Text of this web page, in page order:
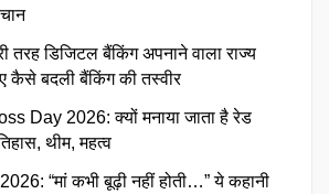
तरह डिजिटल बैंकिंग अपनाने वाला राज्य
कैसे बदली बैंकिंग की तस्वीर
Day 2026: क्यों मनाया जाता है रेड
थीम, महत्व
“मां कभी बूढ़ी नहीं होती…” ये कहानी